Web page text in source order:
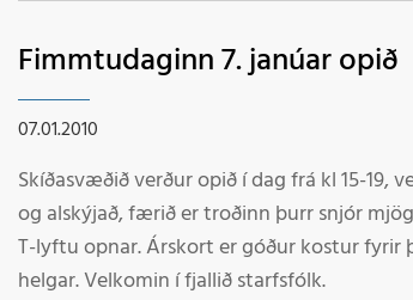
Fimmtudaginn 7. janúar opið
07.01.2010
Skíðasvæðið verður opið í dag frá kl 15-19,
og alskýjað, færið er troðinn þurr snjór
T-lyftu opnar. Árskort er góður kostur fyrir
helgar. Velkomin í fjallið starfsfólk.